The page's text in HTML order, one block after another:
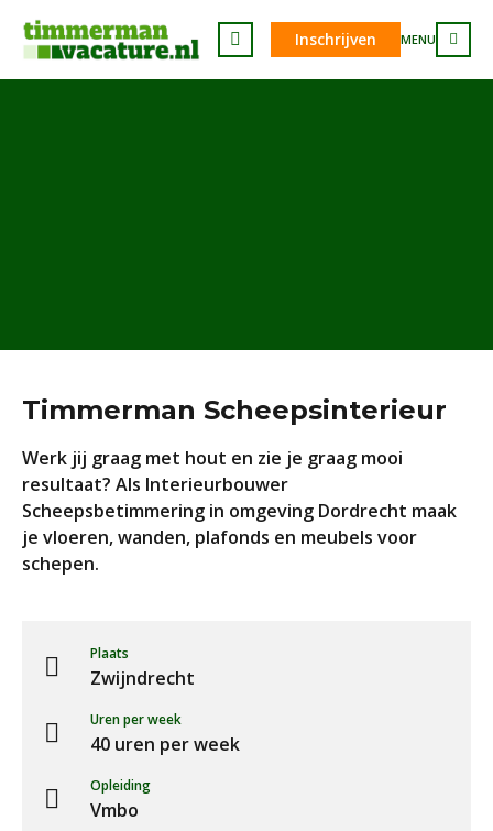
Inschrijven MENU
Timmerman Scheepsinterieur
Werk jij graag met hout en zie je graag mooi
resultaat? Als Interieurbouwer
Scheepsbetimmering in omgeving Dordrecht maak
je vloeren, wanden, plafonds en meubels voor
schepen.
Plaats
Zwijndrecht
Uren per week
40 uren per week
Opleiding
Vmbo